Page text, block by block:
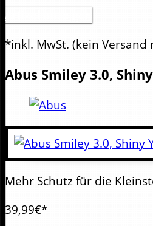
Artikel anzeigen
*inkl. MwSt. (kein Versand
Abus Smiley 3.0,
Mehr Schutz für die
39,99€*